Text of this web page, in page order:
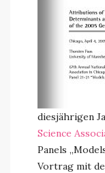
diesjährigen
Science
Panels
Vortrag mit